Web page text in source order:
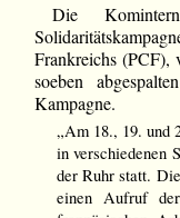
Die
Frankreichs (PCF),
soeben
Kampagne.
„Am 18., 19. und
in verschiedenen
der Ruhr statt.
einen Aufruf